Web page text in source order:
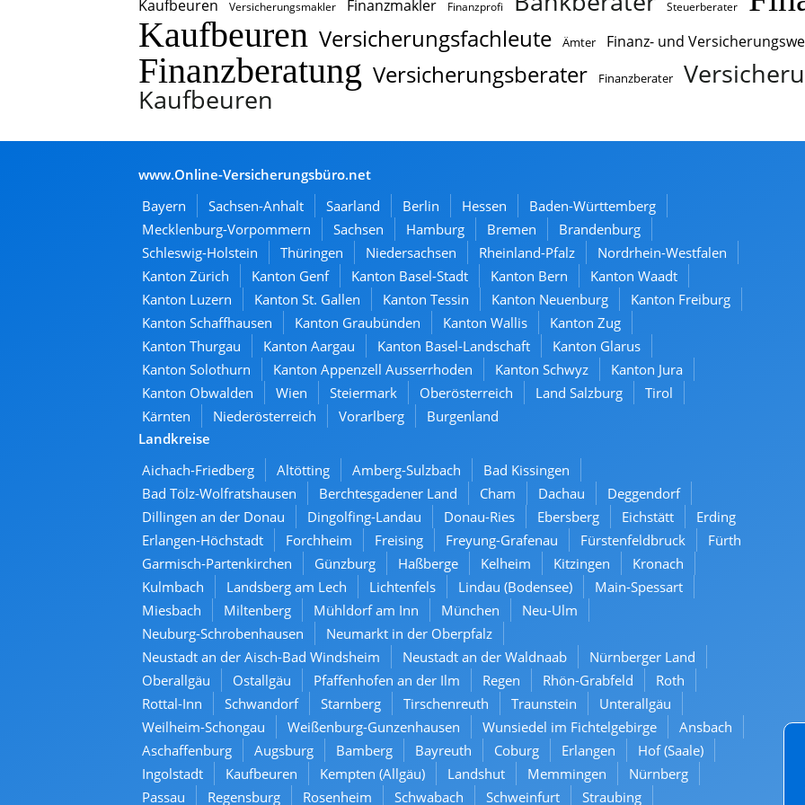
Kaufbeuren
Versicherungsmakler Finanzmakler Finanzprofi Steuerberater
Kaufbeuren Versicherungsfachleute Ämter Finanz- und
Finanzberatung Versicherungsberater Finanzberater
Kaufbeuren
www.Online-Versicherungsbüro.net
Bayern
Sachsen-Anhalt Saarland Berlin Hessen
Baden-Württemberg
Mecklenburg-Vorpommern
Sachsen Hamburg Bremen
Brandenburg
Schleswig-Holstein
Thüringen Niedersachsen Rheinland-Pfalz
Nordrhein-Westfalen
Kanton Zürich
Kanton Genf Kanton Basel-Stadt Kanton Bern
Kanton Waadt
Kanton Luzern
Kanton St. Gallen Kanton Tessin Kanton Neuenburg
Kanton Freiburg
Kanton Schaffhausen
Kanton Graubünden Kanton Wallis
Kanton Zug
Kanton Thurgau
Kanton Aargau Kanton Basel-Landschaft
Kanton Glarus
Kanton Solothurn
Kanton Appenzell Ausserrhoden Kanton Schwyz
Kanton Jura
Kanton Obwalden
Wien Steiermark Oberösterreich Land Salzburg
Tirol
Kärnten
Niederösterreich Vorarlberg
Burgenland
Landkreise
Aichach-Friedberg
Altötting Amberg-Sulzbach
Bad Kissingen
Bad Tölz-Wolfratshausen
Berchtesgadener Land Cham Dachau
Deggendorf
Dillingen an der Donau
Dingolfing-Landau Donau-Ries Ebersberg Eichstätt
Erding
Erlangen-Höchstadt
Forchheim Freising Freyung-Grafenau Fürstenfeldbruck
Fürth
Garmisch-Partenkirchen
Günzburg Haßberge Kelheim Kitzingen
Kronach
Kulmbach
Landsberg am Lech Lichtenfels Lindau (Bodensee)
Main-Spessart
Miesbach
Miltenberg Mühldorf am Inn München
Neu-Ulm
Neuburg-Schrobenhausen
Neumarkt in der Oberpfalz
Neustadt an der Aisch-Bad Windsheim
Neustadt an der Waldnaab
Nürnberger Land
Oberallgäu
Ostallgäu Pfaffenhofen an der Ilm Regen Rhön-Grabfeld
Roth
Rottal-Inn
Schwandorf Starnberg Tirschenreuth Traunstein
Unterallgäu
Weilheim-Schongau
Weißenburg-Gunzenhausen Wunsiedel im Fichtelgebirge
Ansbach
Aschaffenburg
Augsburg Bamberg Bayreuth Coburg Erlangen
Hof (Saale)
Ingolstadt
Kaufbeuren Kempten (Allgäu) Landshut Memmingen
Nürnberg
Passau
Regensburg Rosenheim Schwabach Schweinfurt Straubing